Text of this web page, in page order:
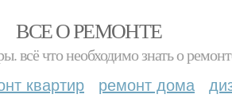
ВСЕ О РЕМОНТЕ
всё что необходимо знать о
квартир ремонт дома